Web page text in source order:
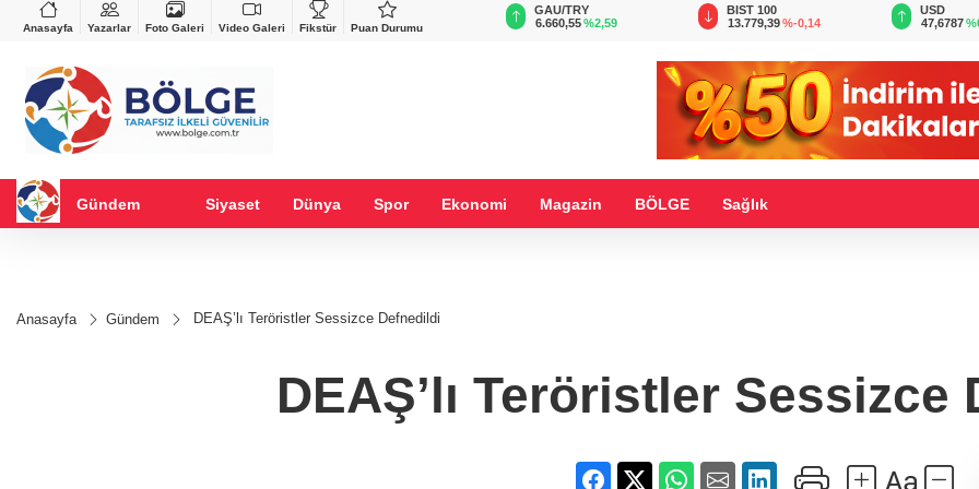
Anasayfa Yazarlar Foto Galeri Video Galeri Fikstür Puan Durumu
%-0,22
VND
0,0018
%0,32
GAU/TRY
6.660,55%2,59
BIST 100
13.779,39%-0,14
USD
47,6787%0,18
EUR
55,1254
Gündem Siyaset Dünya Spor Ekonomi Magazin BÖLGE Sağlık
Anasayfa Gündem DEAŞ’lı Teröristler Sessizce Defnedildi
DEAŞ’lı Teröristler Sessizce